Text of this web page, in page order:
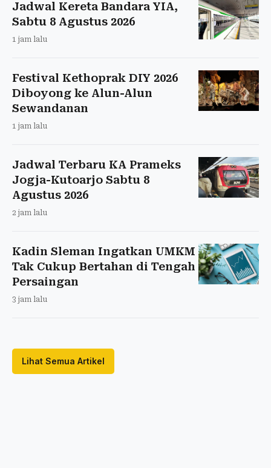
Jadwal Kereta Bandara YIA,
Sabtu 8 Agustus 2026
1 jam lalu
Festival Kethoprak DIY 2026
Diboyong ke Alun-Alun
Sewandanan
1 jam lalu
Jadwal Terbaru KA Prameks
Jogja-Kutoarjo Sabtu 8
Agustus 2026
2 jam lalu
Kadin Sleman Ingatkan UMKM
Tak Cukup Bertahan di Tengah
Persaingan
3 jam lalu
Lihat Semua Artikel